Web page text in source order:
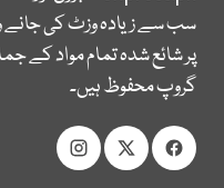
سب سے زیادہ وزٹ کی
پر شائع شدہ تمام مواد کے
گروپ محفوظ ہیں۔